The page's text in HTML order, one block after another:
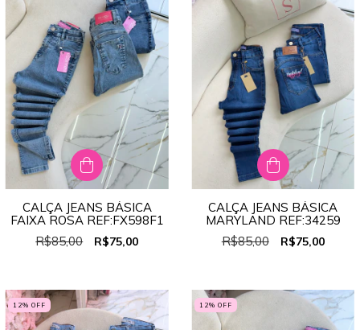
CALÇA JEANS BÁSICA
FAIXA ROSA REF:FX598F1
R$85,00
R$75,00
CALÇA JEANS BÁSICA
MARYLAND REF:34259
R$85,00
R$75,00
12% OFF 12% OFF